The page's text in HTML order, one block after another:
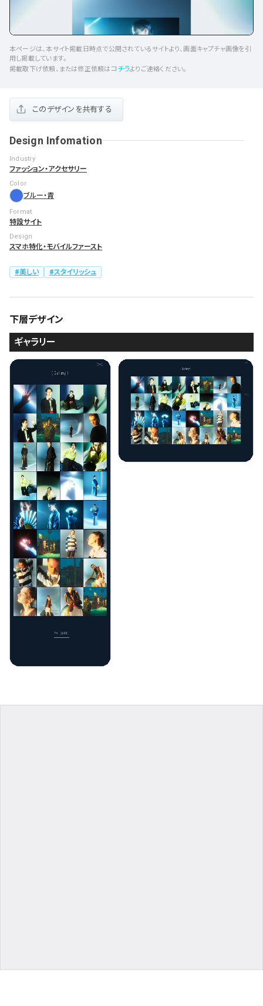
本ページは、本サイト掲載日時点で公開されているサイトより、画面キャプチャ画像を引
用し掲載しています。
掲載取下げ依頼、または修正依頼はコチラよりご連絡ください。
このデザインを共有する
Design Infomation
Industry
ファッション・アクセサリー
Color
ブルー・青
Format
特設サイト
Design
スマホ特化・モバイルファースト
美しい スタイリッシュ
下層デザイン
ギャラリー